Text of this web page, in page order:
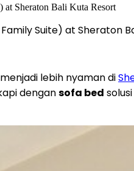
Suite) at Sheraton
lebih nyaman di
dengansofa bed